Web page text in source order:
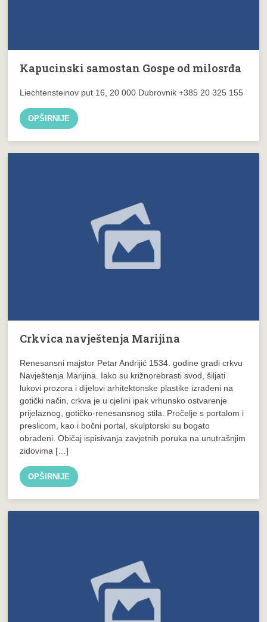
Kapucinski samostan Gospe od milosrđa
Liechtensteinov put 16, 20 000 Dubrovnik +385 20 325 155
OPŠIRNIJE
Crkvica navještenja Marijina
Renesansni majstor Petar Andrijić 1534. godine gradi crkvu
Navještenja Marijina. Iako su križnorebrasti svod, šiljati
lukovi prozora i dijelovi arhitektonske plastike izrađeni na
gotički način, crkva je u cjelini ipak vrhunsko ostvarenje
prijelaznog, gotičko-renesansnog stila. Pročelje s portalom i
preslicom, kao i bočni portal, skulptorski su bogato
obrađeni. Običaj ispisivanja zavjetnih poruka na unutrašnjim
zidovima […]
OPŠIRNIJE